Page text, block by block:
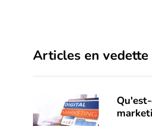
Articles en vedette